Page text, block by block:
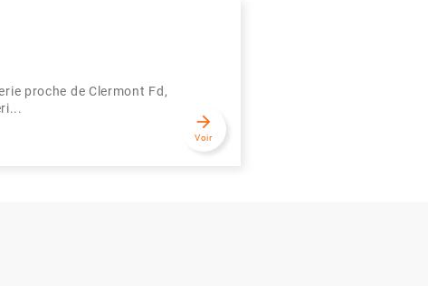
proche de Clermont Fd,
arrow_forward
Voir